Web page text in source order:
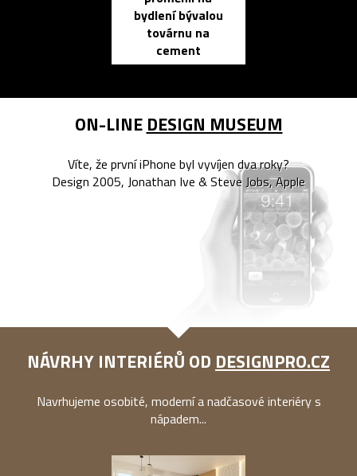
bydlení bývalou
továrnu na
cement
ON-LINE DESIGN MUSEUM
Víte, že první iPhone byl vyvíjen dva roky?
Design 2005, Jonathan Ive & Steve Jobs, Apple
NÁVRHY INTERIÉRŮ OD DESIGNPRO.CZ
Navrhujeme osobité, moderní a nadčasové interiéry s
nápadem...